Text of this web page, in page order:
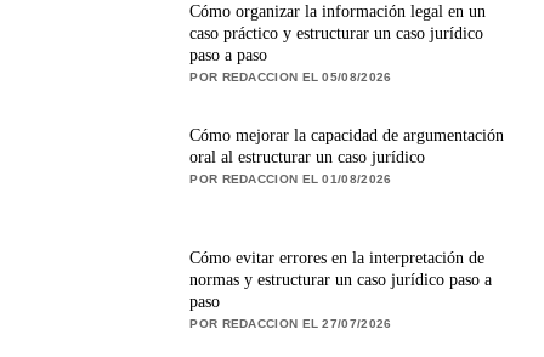
Cómo organizar la información legal en un
caso práctico y estructurar un caso jurídico
paso a paso
POR REDACCION EL 05/08/2026
Cómo mejorar la capacidad de argumentación
oral al estructurar un caso jurídico
POR REDACCION EL 01/08/2026
Cómo evitar errores en la interpretación de
normas y estructurar un caso jurídico paso a
paso
POR REDACCION EL 27/07/2026